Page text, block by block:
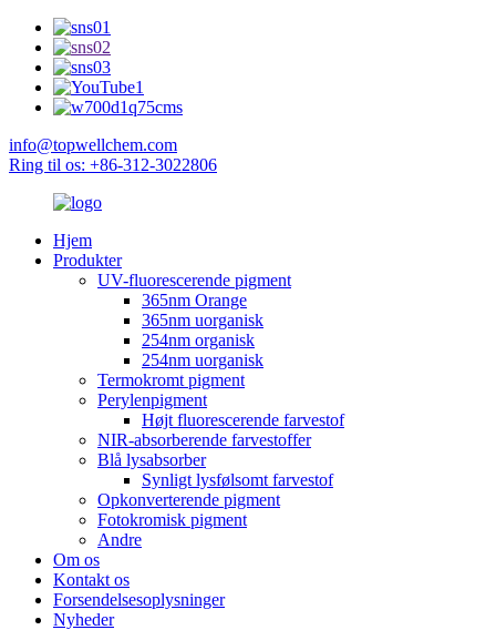
info@topwellchem.com
Ring til os: +86-312-3022806
Hjem
Produkter
UV-fluorescerende pigment
365nm Orange
365nm uorganisk
254nm organisk
254nm uorganisk
Termokromt pigment
Perylenpigment
Højt fluorescerende farvestof
NIR-absorberende farvestoffer
Blå lysabsorber
Synligt lysfølsomt farvestof
Opkonverterende pigment
Fotokromisk pigment
Andre
Om os
Kontakt os
Forsendelsesoplysninger
Nyheder